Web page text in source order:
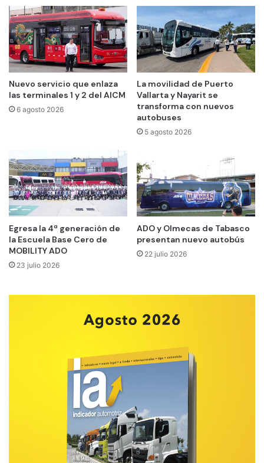
Nuevo servicio que enlaza
las terminales 1 y 2 del AICM
6 agosto 2026
La movilidad de Puerto
Vallarta y Nayarit se
transforma con nuevos
autobuses
5 agosto 2026
Egresa la 4ª generación de
la Escuela Base Cero de
MOBILITY ADO
23 julio 2026
ADO y Olmecas de Tabasco
presentan nuevo autobús
22 julio 2026